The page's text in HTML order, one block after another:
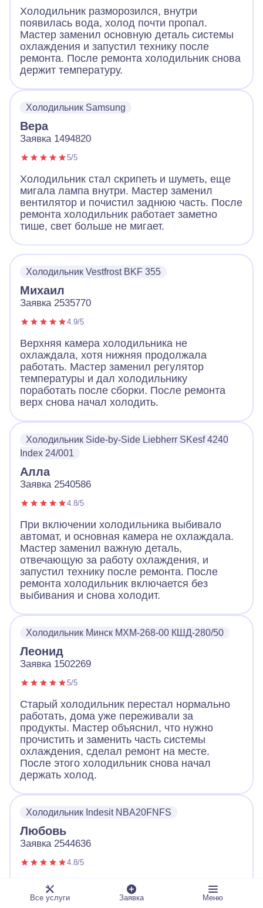
Холодильник разморозился, внутри
появилась вода, холод почти пропал.
Мастер заменил основную деталь системы
охлаждения и запустил технику после
ремонта. После ремонта холодильник снова
держит температуру.
Холодильник Samsung
Вера
Заявка 1494820
5/5
Холодильник стал скрипеть и шуметь, еще
мигала лампа внутри. Мастер заменил
вентилятор и почистил заднюю часть. После
ремонта холодильник работает заметно
тише, свет больше не мигает.
Холодильник Vestfrost BKF 355
Михаил
Заявка 2535770
4.9/5
Верхняя камера холодильника не
охлаждала, хотя нижняя продолжала
работать. Мастер заменил регулятор
температуры и дал холодильнику
поработать после сборки. После ремонта
верх снова начал холодить.
Холодильник Side-by-Side Liebherr SKesf 4240
Index 24/001
Алла
Заявка 2540586
4.8/5
При включении холодильника выбивало
автомат, и основная камера не охлаждала.
Мастер заменил важную деталь,
отвечающую за работу охлаждения, и
запустил технику после ремонта. После
ремонта холодильник включается без
выбивания и снова холодит.
Холодильник Минск МХМ-268-00 КШД-280/50
Леонид
Заявка 1502269
5/5
Старый холодильник перестал нормально
работать, дома уже переживали за
продукты. Мастер объяснил, что нужно
прочистить и заменить часть системы
охлаждения, сделал ремонт на месте.
После этого холодильник снова начал
держать холод.
Холодильник Indesit NBA20FNFS
Любовь
Заявка 2544636
4.8/5
Холодильник работал нестабильно, плохо
охлаждал, а внутри требовалась полная
Все услуги Заявка Меню